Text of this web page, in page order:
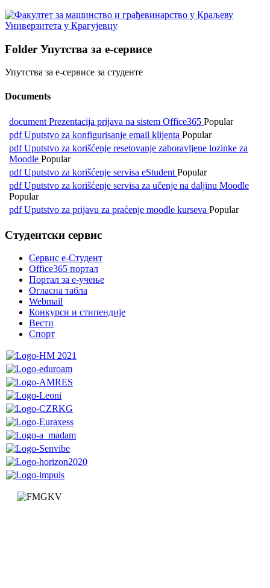
Folder Упутства за е-сервисе
Упутства за е-сервисе за студенте
Documents
document Prezentacija prijava na sistem Office365 Popular
pdf Uputstvo za konfigurisanje email klijenta Popular
pdf Uputstvo za korišćenje resetovanje zaboravljene lozinke za
Moodle Popular
pdf Uputstvo za korišćenje servisa eStudent Popular
pdf Uputstvo za korišćenje servisa za učenje na daljinu Moodle
Popular
pdf Uputstvo za prijavu za praćenje moodle kurseva Popular
Студентски сервис
Сервис е-Студент
Office365 портал
Портал за е-учење
Огласна табла
Webmail
Конкурси и стипендије
Вести
Спорт